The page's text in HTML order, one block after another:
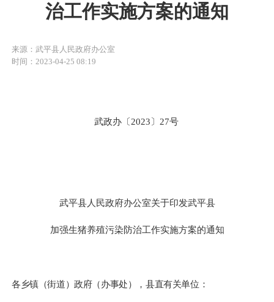
治工作实施方案的通知
来源：武平县人民政府办公室
时间：2023-04-25 08:19
武政办〔2023〕27号
武平县人民政府办公室关于印发武平县
加强生猪养殖污染防治工作实施方案的通知
各乡镇（街道）政府（办事处），县直有关单位：